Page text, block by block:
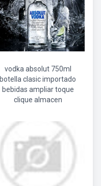
vodka absolut 750ml
botella clasic importado
bebidas ampliar toque
clique almacen